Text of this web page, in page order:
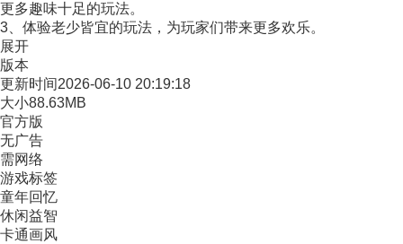
更多趣味十足的玩法。
3、体验老少皆宜的玩法，为玩家们带来更多欢乐。
展开
版本
更新时间2026-06-10 20:19:18
大小88.63MB
官方版
无广告
需网络
游戏标签
童年回忆
休闲益智
卡通画风